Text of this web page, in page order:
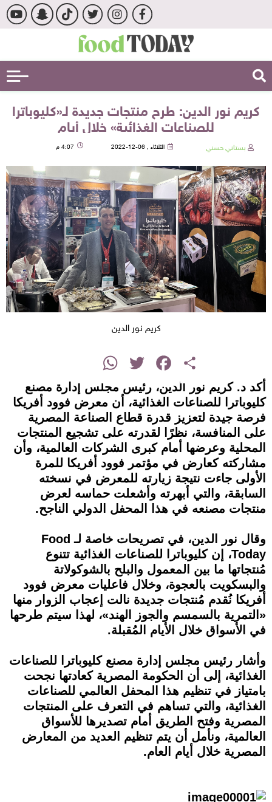
كريم نور الدين: طرح منتجات جديدة لـ«كليوباترا
للصناعات الغذائية» خلال أيام
بستاني حسني الثلاثاء , 06-12-2022 4:07 م
كريم نور الدين
Share
Facebook
Twitter
WhatsApp
أكد د. كريم نور الدين، رئيس مجلس إدارة مصنع
كليوباترا للصناعات الغذائية، أن معرض فوود أفريكا
فرصة جيدة لتعزيز قدرة قطاع الصناعة المصرية
على المنافسة، نظرًا لقدرته على تشجيع المنتجات
المحلية وعرضها أمام كبرى الشركات العالمية، وأن
مشاركته كعارض في مؤتمر فوود أفريكا للمرة
الأولى جاءت نتيجة زيارته للمعرض في نسخته
السابقة، والتي أبهرته وأشعلت حماسه لعرض
منتجات مصنعه في هذا المحفل الدولي الناجح.
وقال نور الدين، في تصريحات خاصة لـ Food
Today، إن كليوباترا للصناعات الغذائية تتنوع
مُنتجاتها ما بين المعمول والبلح بالشوكولاتة
والبسكويت بالعجوة، وخلال فاعليات معرض فوود
أفريكا نُقدم مُنتجات جديدة نالت إعجاب الزوار منها
«التمرية بالسمسم والجوز الهند»، لهذا سيتم طرحها
في الأسواق خلال الأيام المُقبلة.
وأشار رئيس مجلس إدارة مصنع كليوباترا للصناعات
الغذائية، إلى أن الحكومة المصرية كعادتها نجحت
بامتياز في تنظيم هذا المحفل العالمي للصناعات
الغذائية، والتي تساهم في التعرف على المنتجات
المصرية وفتح الطريق أمام تصديرها للأسواق
العالمية، ونأمل أن يتم تنظيم العديد من المعارض
المصرية خلال أيام العام.